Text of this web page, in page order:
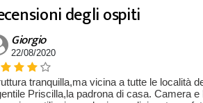
degli ospiti
Giorgio
22/08/2020
tranquilla,ma vicina a tutte le località
Priscilla,la padrona di casa. Camera